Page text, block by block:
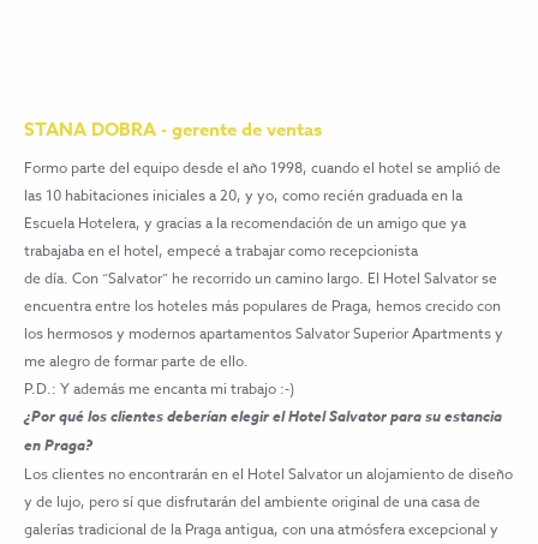
STANA DOBRA - gerente de ventas
Formo parte del equipo desde el año 1998, cuando el hotel se amplió de
las 10 habitaciones iniciales a 20, y yo, como recién graduada en la
Escuela Hotelera, y gracias a la recomendación de un amigo que ya
trabajaba en el hotel, empecé a trabajar como recepcionista
de día. Con “Salvator” he recorrido un camino largo. El Hotel Salvator se
encuentra entre los hoteles más populares de Praga, hemos crecido con
los hermosos y modernos apartamentos Salvator Superior Apartments y
me alegro de formar parte de ello.
P.D.: Y además me encanta mi trabajo :-)
¿Por qué los clientes deberían elegir el Hotel Salvator para su estancia
en Praga?
Los clientes no encontrarán en el Hotel Salvator un alojamiento de diseño
y de lujo, pero sí que disfrutarán del ambiente original de una casa de
galerías tradicional de la Praga antigua, con una atmósfera excepcional y